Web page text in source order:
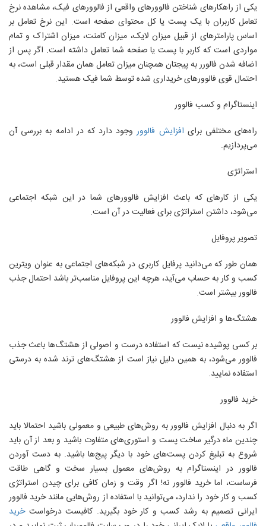
یکی از راهکارهای شناختن فالوورهای واقعی از فالوورهای فیک، مشاهده نرخ
تعامل کاربران با یک پست یا کل محتوای صفحه است. این نرخ تعامل بر
اساس پارامترهای از قبیل میزان لایک، میزان کامنت، میزان اشتراک و تمام
مواردی است که کاربر با پست یا صفحه شما تعامل داشته است. اگر پس از
اضافه شدن فالورر به پیجتان همچنان میزان تعامل همان مقدار قبلی است، به
احتمال قوی فالوورهای خریداری شده توسط شما فیک هستید.
اینستاگرام و کسب فالوور
راه‌های مختلفی برای افزایش فالووروجود دارد که در ادامه به بررسی آن
می‌پردازیم.
استراتژی
یکی از کارهای که باعث افزایش فالوورهای شما در این شبکه اجتماعی
می‌شود، داشتن استراتژی برای فعالیت در آن است.
تصویر پروفایل
همان طور که می‌دانید پرفایل کاربری در شبکه‌های اجتماعی به عنوان ویترین
کسب و کار به حساب می‌آید، هرچه این پروفایل مناسب‌تر باشد احتمال جذب
فالوور بیشتر است.
هشتگ‌ها و افزایش فالوور
بر کسی پوشیده نیست که استفاده درست و اصولی از هشتگ‌ها باعث جذب
فالوور می‌شود، به همین دلیل نیاز است از هشتگ‌های ترند شده به درستی
استفاده نمایید.
خرید فالوور
اگر به دنبال افزایش فالوور به روش‌های طبیعی و معمولی باشید احتمالا باید
چندین ماه درگیر ساخت پست و استوری‌های متفاوت باشید و بعد از آن باید
شروع به تبلیغ کردن پست‌های خود با دیگر پیج‌ها باشید. به دست آوردن
فالوور در اینستاگرام به روش‌های معمول بسیار سخت و گاهی طاقت
فرساست، اما خرید فالوور نه! اگر وقت و زمان کافی برای چیدن استراتژی
کسب و کار خود را ندارد، می‌توانید با استفاده از روش‌هایی مانند خرید فالوور
ایرانی تصمیم به رشد کسب و کار خود بگیرید. کافیست درخواستخرید